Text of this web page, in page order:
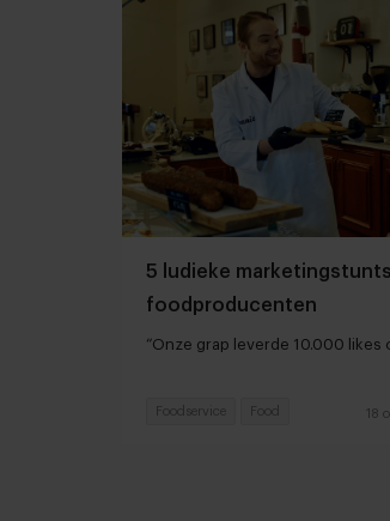
5 ludieke
foodproducenten
“Onze grap leverde 10.000 likes
18
Foodservice Food